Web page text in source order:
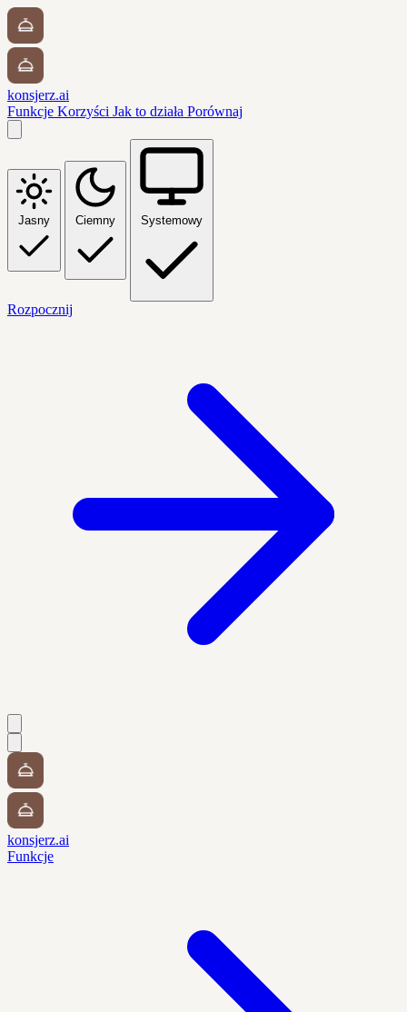
konsjerz.ai
Funkcje Korzyści Jak to działa Porównaj
Jasny Ciemny Systemowy
Rozpocznij
konsjerz.ai
Funkcje